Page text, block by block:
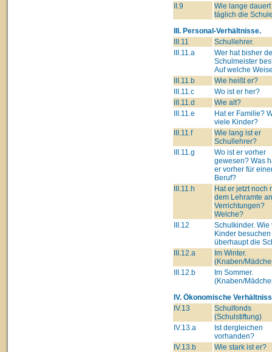
II.9
Wie lange dauert
täglich die
III. Personal-Verhältnisse.
III.11
Schullehrer.
III.11.a
Wer hat bisher
Schulmeister
Auf welche
III.11.b
Wie heißt er?
III.11.c
Wo ist er her?
III.11.d
Wie alt?
III.11.e
Hat er Familie?
viele Kinder?
III.11.f
Wie lang ist er
Schullehrer?
III.11.g
Wo ist er vorher
gewesen? Was
er vorher für
Beruf?
III.11.h
Hat er jetzt noch
dem Lehramte
Verrichtungen?
Welche?
III.12
Schulkinder. Wie
Kinder besuchen
überhaupt die
III.12.a
Im Winter.
(Knaben/
III.12.b
Im Sommer.
(Knaben/
IV. Ökonomische
IV.13
Schulfonds
(Schulstiftung)
IV.13.a
Ist dergleichen
vorhanden?
IV.13.b
Wie stark ist er?